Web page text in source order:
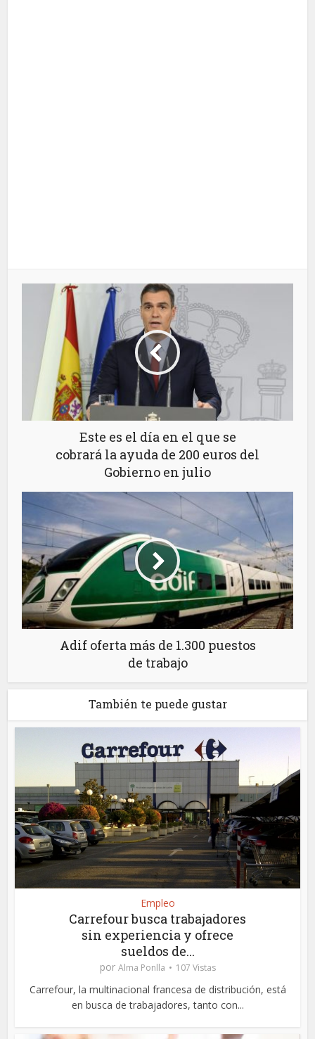
Este es el día en el que se
cobrará la ayuda de 200 euros del
Gobierno en julio
Adif oferta más de 1.300 puestos
de trabajo
También te puede gustar
Empleo
Carrefour busca trabajadores
sin experiencia y ofrece
sueldos de...
por Alma Ponlla 107 Vistas
Carrefour, la multinacional francesa de distribución, está
en busca de trabajadores, tanto con...